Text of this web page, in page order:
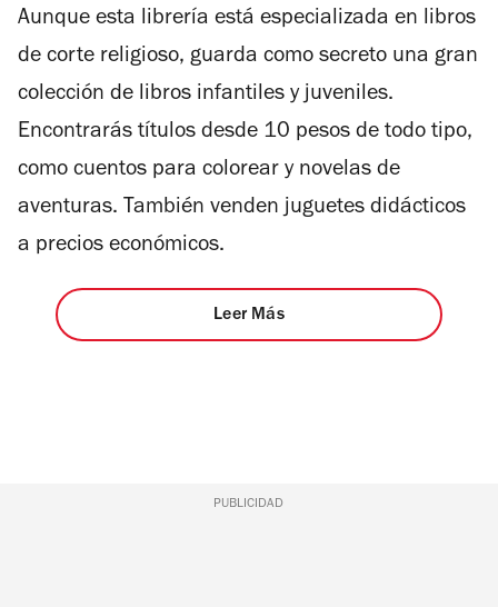
Aunque esta librería está especializada en libros
de corte religioso, guarda como secreto una gran
colección de libros infantiles y juveniles.
Encontrarás títulos desde 10 pesos de todo tipo,
como cuentos para colorear y novelas de
aventuras. También venden juguetes didácticos
a precios económicos.
Leer Más
PUBLICIDAD